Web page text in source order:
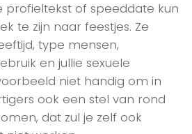
profieltekst of speeddate kun
te zijn naar feestjes. Ze
type mensen,
en jullie sexuele
niet handig om in
ook een stel van rond
dat zul je zelf ook